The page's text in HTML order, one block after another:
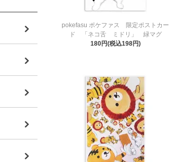
pokefasu ポケファス 限定ポストカー
ド 「ネコ舌 ミドリ」 緑マグ
180円(税込198円)